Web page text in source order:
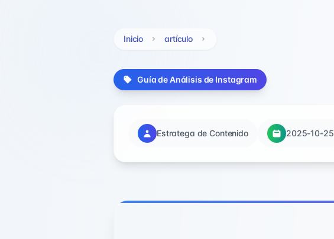
Inicio artículo
Guía de Análisis de Instagram
Estratega de Contenido 2025-10-25